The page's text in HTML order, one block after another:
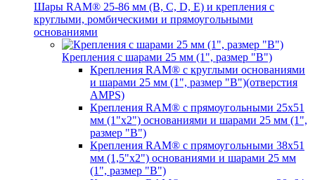
Шары RAM® 25-86 мм (B, C, D, E) и крепления с
круглыми, ромбическими и прямоугольными
основаниями
Крепления с шарами 25 мм (1", размер "B")
Крепления RAM® с круглыми основаниями
и шарами 25 мм (1", размер "B")(отверстия
AMPS)
Крепления RAM® с прямоугольными 25х51
мм (1"х2") основаниями и шарами 25 мм (1",
размер "B")
Крепления RAM® с прямоугольными 38х51
мм (1,5"х2") основаниями и шарами 25 мм
(1", размер "B")